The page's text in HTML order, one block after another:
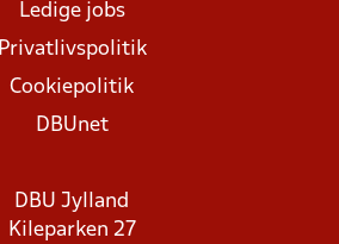
Ledige jobs
Privatlivspolitik
Cookiepolitik
DBUnet
DBU Jylland
Kileparken 27